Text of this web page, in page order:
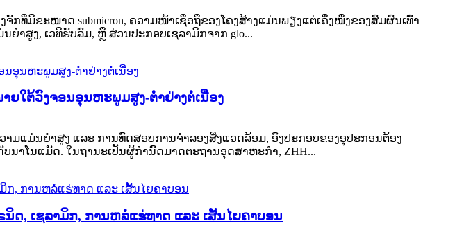
ມີຂະໜາດ submicron, ຄວາມໜ້າເຊື່ອຖືຂອງໂຄງສ້າງແມ່ນພຽງແຕ່ເຄິ່ງໜຶ່ງຂອງສົມຜົນເທົ່າ
ຳສູງ, ເວທີຮັບລົມ, ຫຼື ສ່ວນປະກອບເຊລາມິກຈາກ glo...
ຕ້ວົງຈອນອຸນຫະພູມສູງ-ຕໍ່າຢ່າງຕໍ່ເນື່ອງ
ມແມ່ນຍໍາສູງ ແລະ ການທົດສອບການຈໍາລອງສິ່ງແວດລ້ອມ, ອົງປະກອບຂອງອຸປະກອນຕ້ອງ
າໂນແມັດ. ໃນຖານະເປັນຜູ້ກໍານົດມາດຕະຖານອຸດສາຫະກໍາ, ZHH...
, ເຊລາມິກ, ການຫລໍ່ແຮ່ທາດ ແລະ ເສັ້ນໄຍຄາບອນ